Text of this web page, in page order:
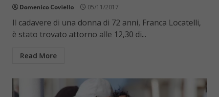
Domenico Coviello 05/11/2017
Il cadavere di una donna di 72 anni, Franca Locatelli,
è stato trovato attorno alle 12,30 di...
Read More